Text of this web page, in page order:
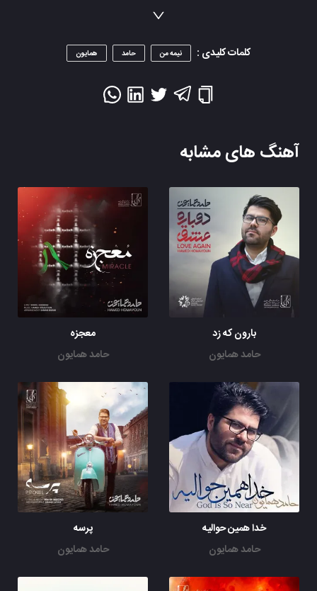
یارم همه کس و کارم هوای تو دارم دوباره امشب
کلمات کلیدی :
نیمه من حامد همایون
آهنگ های مشابه
بارون که زد
حامد همایون
معجزه
حامد همایون
خدا همین حوالیه
حامد همایون
پرسه
حامد همایون